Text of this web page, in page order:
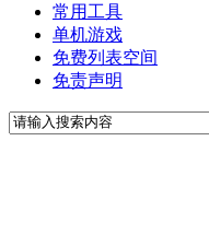
常用工具
单机游戏
免费列表空间
免责声明